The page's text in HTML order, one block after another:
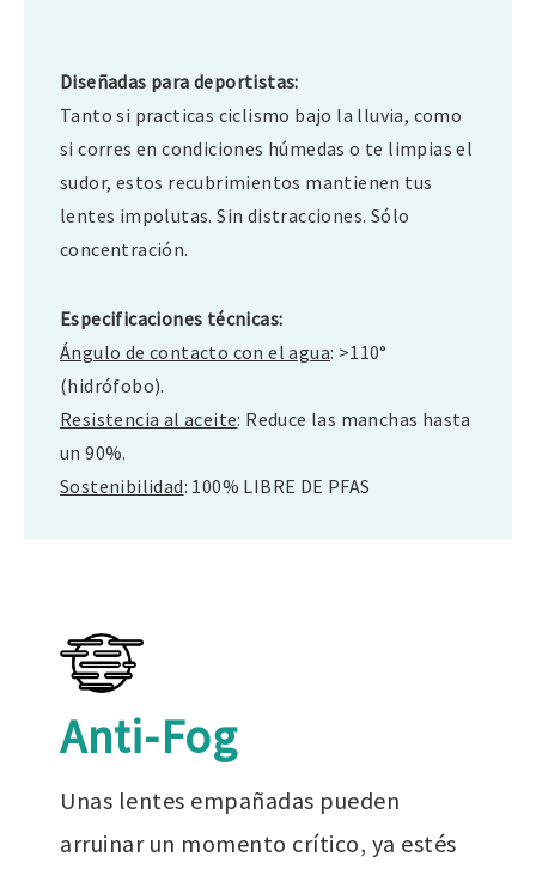
Diseñadas para deportistas:
Tanto si practicas ciclismo bajo la lluvia, como
si corres en condiciones húmedas o te limpias el
sudor, estos recubrimientos mantienen tus
lentes impolutas. Sin distracciones. Sólo
concentración.
Especificaciones técnicas:
Ángulo de contacto con el agua: >110°
(hidrófobo).
Resistencia al aceite: Reduce las manchas hasta
un 90%.
Sostenibilidad: 100% LIBRE DE PFAS
Anti-Fog
Unas lentes empañadas pueden
arruinar un momento crítico, ya estés